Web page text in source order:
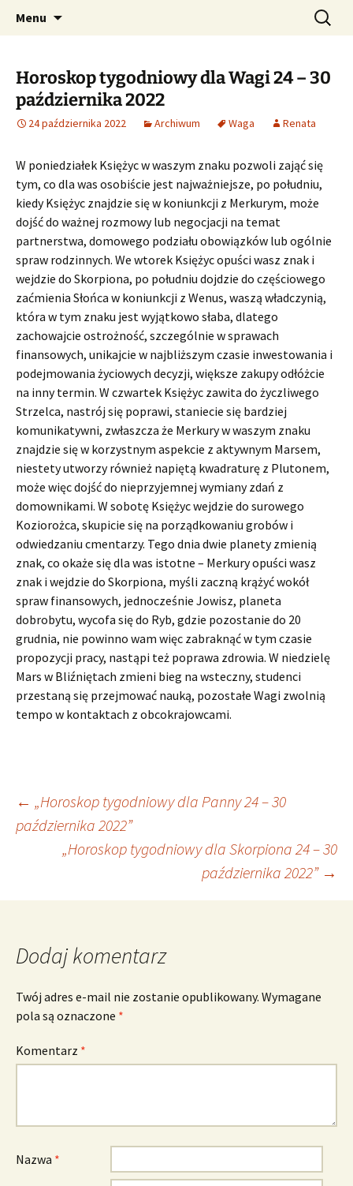
CzaroMarowy horoskop
dzienny, miesięczny i
tygodniowy
Profesjonalne przepowiednie astrologiczne
Menu Szukaj:
Horoskop tygodniowy dla Wagi 24 – 30
października 2022
24 października 2022 Archiwum Waga Renata
W poniedziałek Księżyc w waszym znaku pozwoli zająć się
tym, co dla was osobiście jest najważniejsze, po południu,
kiedy Księżyc znajdzie się w koniunkcji z Merkurym, może
dojść do ważnej rozmowy lub negocjacji na temat
partnerstwa, domowego podziału obowiązków lub ogólnie
spraw rodzinnych. We wtorek Księżyc opuści wasz znak i
wejdzie do Skorpiona, po południu dojdzie do częściowego
zaćmienia Słońca w koniunkcji z Wenus, waszą władczynią,
która w tym znaku jest wyjątkowo słaba, dlatego
zachowajcie ostrożność, szczególnie w sprawach
finansowych, unikajcie w najbliższym czasie inwestowania i
podejmowania życiowych decyzji, większe zakupy odłóżcie
na inny termin. W czwartek Księżyc zawita do życzliwego
Strzelca, nastrój się poprawi, staniecie się bardziej
komunikatywni, zwłaszcza że Merkury w waszym znaku
znajdzie się w korzystnym aspekcie z aktywnym Marsem,
niestety utworzy również napiętą kwadraturę z Plutonem,
może więc dojść do nieprzyjemnej wymiany zdań z
domownikami. W sobotę Księżyc wejdzie do surowego
Koziorożca, skupicie się na porządkowaniu grobów i
odwiedzaniu cmentarzy. Tego dnia dwie planety zmienią
znak, co okaże się dla was istotne – Merkury opuści wasz
znak i wejdzie do Skorpiona, myśli zaczną krążyć wokół
spraw finansowych, jednocześnie Jowisz, planeta
dobrobytu, wycofa się do Ryb, gdzie pozostanie do 20
grudnia, nie powinno wam więc zabraknąć w tym czasie
propozycji pracy, nastąpi też poprawa zdrowia. W niedzielę
Mars w Bliźniętach zmieni bieg na wsteczny, studenci
przestaną się przejmować nauką, pozostałe Wagi zwolnią
tempo w kontaktach z obcokrajowcami.
Nawigacja
wpisu
← „Horoskop tygodniowy dla Panny 24 – 30
października 2022”
„Horoskop tygodniowy dla Skorpiona 24 – 30
października 2022” →
Dodaj komentarz
Twój adres e-mail nie zostanie opublikowany. Wymagane
pola są oznaczone *
Komentarz *
Nazwa *